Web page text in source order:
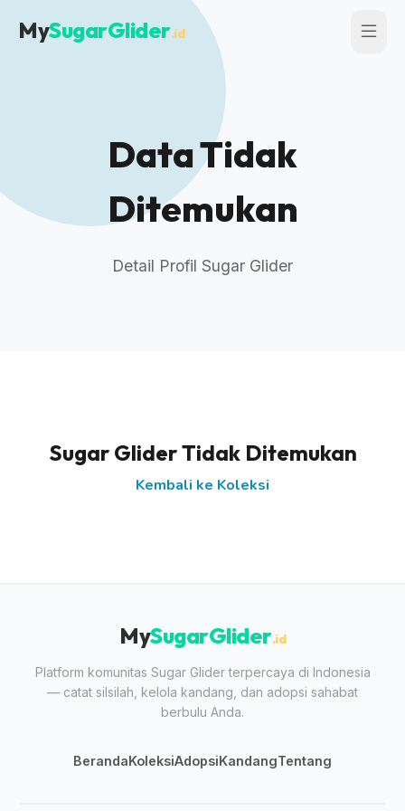
MySugarGlider.id
Data Tidak
Ditemukan
Detail Profil Sugar Glider
Sugar Glider Tidak Ditemukan
Kembali ke Koleksi
MySugarGlider.id
Platform komunitas Sugar Glider terpercaya di Indonesia
— catat silsilah, kelola kandang, dan adopsi sahabat
berbulu Anda.
BerandaKoleksiAdopsiKandangTentang